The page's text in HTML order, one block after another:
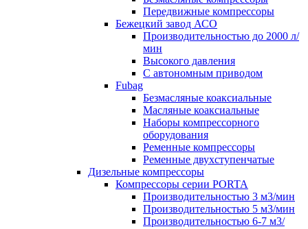
Передвижные компрессоры
Бежецкий завод АСО
Производительностью до 2000 л/
мин
Высокого давления
С автономным приводом
Fubag
Безмасляные коаксиальные
Маcляные коаксиальные
Наборы компрессорного
оборудования
Ременные компрессоры
Ременные двухступенчатые
Дизельные компрессоры
Компрессоры серии PORTA
Производительностью 3 м3/мин
Производительностью 5 м3/мин
Производительностью 6-7 м3/